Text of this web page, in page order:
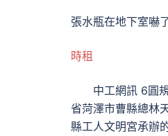
張水瓶在地下室嚇
時租
中工網訊 6圓
省菏澤市曹縣總林
縣工人文明宮承辦